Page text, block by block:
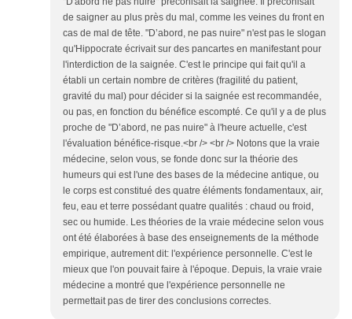
de saigner au plus près du mal, comme les veines du front en
cas de mal de tête. "D’abord, ne pas nuire" n'est pas le slogan
qu'Hippocrate écrivait sur des pancartes en manifestant pour
l'interdiction de la saignée. C'est le principe qui fait qu'il a
établi un certain nombre de critères (fragilité du patient,
gravité du mal) pour décider si la saignée est recommandée,
ou pas, en fonction du bénéfice escompté. Ce qu'il y a de plus
proche de "D’abord, ne pas nuire" à l'heure actuelle, c'est
l'évaluation bénéfice-risque.<br /> <br /> Notons que la vraie
médecine, selon vous, se fonde donc sur la théorie des
humeurs qui est l'une des bases de la médecine antique, ou
le corps est constitué des quatre éléments fondamentaux, air,
feu, eau et terre possédant quatre qualités : chaud ou froid,
sec ou humide. Les théories de la vraie médecine selon vous
ont été élaborées à base des enseignements de la méthode
empirique, autrement dit: l'expérience personnelle. C'est le
mieux que l'on pouvait faire à l'époque. Depuis, la vraie vraie
médecine a montré que l'expérience personnelle ne
permettait pas de tirer des conclusions correctes.